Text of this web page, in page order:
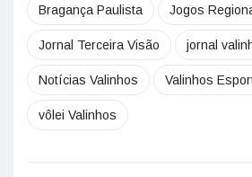
Bragança Paulista Jogos
Jornal Terceira Visão jornal
Notícias Valinhos Valinhos
vôlei Valinhos